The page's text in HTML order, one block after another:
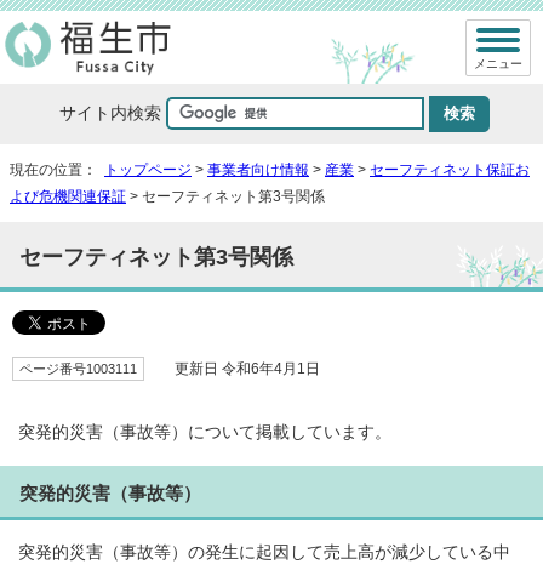
サイト内検索
メニュー
現在の位置： トップページ > 事業者向け情報 > 産業 > セーフティネット保証お
よび危機関連保証 > セーフティネット第3号関係
セーフティネット第3号関係
ページ番号1003111 更新日 令和6年4月1日
突発的災害（事故等）について掲載しています。
突発的災害（事故等）
突発的災害（事故等）の発生に起因して売上高が減少している中